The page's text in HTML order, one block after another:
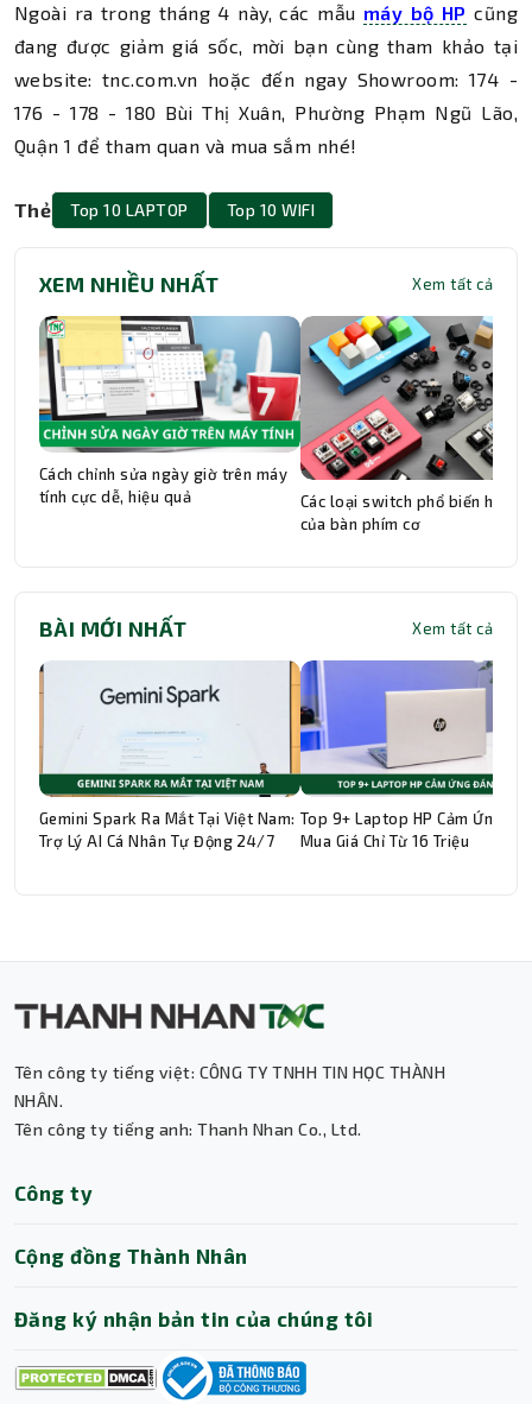
Ngoài ra trong tháng 4 này, các mẫu máy bộ HP cũng
đang được giảm giá sốc, mời bạn cùng tham khảo tại
website: tnc.com.vn hoặc đến ngay Showroom: 174 -
176 - 178 - 180 Bùi Thị Xuân, Phường Phạm Ngũ Lão,
Quận 1 để tham quan và mua sắm nhé!
Thẻ Top 10 LAPTOP Top 10 WIFI
XEM NHIỀU NHẤT Xem tất cả
Cách chỉnh sửa ngày giờ trên máy
tính cực dễ, hiệu quả
Các loại switch phổ biến hiện
của bàn phím cơ
BÀI MỚI NHẤT Xem tất cả
Gemini Spark Ra Mắt Tại Việt Nam:
Trợ Lý AI Cá Nhân Tự Động 24/7
Top 9+ Laptop HP Cảm Ứng
Mua Giá Chỉ Từ 16 Triệu
Tên công ty tiếng việt: CÔNG TY TNHH TIN HỌC THÀNH
NHÂN.
Tên công ty tiếng anh: Thanh Nhan Co., Ltd.
Công ty
Cộng đồng Thành Nhân
Đăng ký nhận bản tin của chúng tôi
Trợ lý AI • Phản hồi tức thì